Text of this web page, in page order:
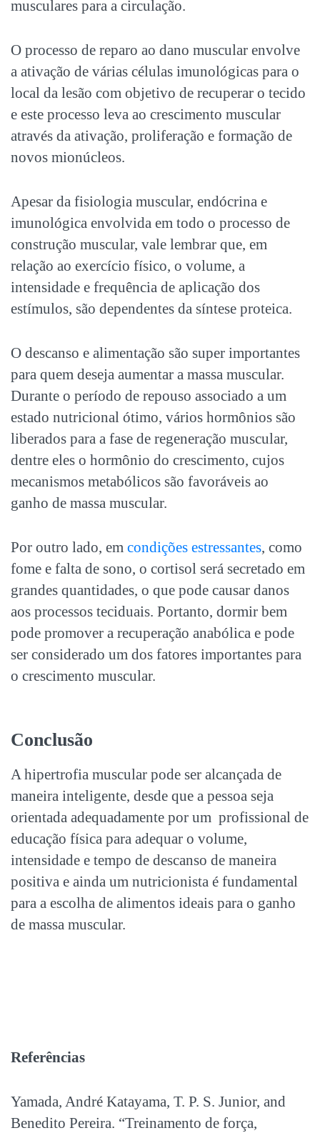
musculares para a circulação.
O processo de reparo ao dano muscular envolve
a ativação de várias células imunológicas para o
local da lesão com objetivo de recuperar o tecido
e este processo leva ao crescimento muscular
através da ativação, proliferação e formação de
novos mionúcleos.
Apesar da fisiologia muscular, endócrina e
imunológica envolvida em todo o processo de
construção muscular, vale lembrar que, em
relação ao exercício físico, o volume, a
intensidade e frequência de aplicação dos
estímulos, são dependentes da síntese proteica.
O descanso e alimentação são super importantes
para quem deseja aumentar a massa muscular.
Durante o período de repouso associado a um
estado nutricional ótimo, vários hormônios são
liberados para a fase de regeneração muscular,
dentre eles o hormônio do crescimento, cujos
mecanismos metabólicos são favoráveis ao
ganho de massa muscular.
Por outro lado, em condições estressantes, como
fome e falta de sono, o cortisol será secretado em
grandes quantidades, o que pode causar danos
aos processos teciduais. Portanto, dormir bem
pode promover a recuperação anabólica e pode
ser considerado um dos fatores importantes para
o crescimento muscular.
Conclusão
Ahipertrofia muscular pode ser alcançada de
maneira inteligente, desde que a pessoa seja
orientada adequadamente por um profissional de
educação física para adequar o volume,
intensidade e tempo de descanso de maneira
positiva e ainda um nutricionista é fundamental
para a escolha de alimentos ideais para o ganho
de massa muscular.
Referências
Yamada, André Katayama, T. P. S. Junior, and
Benedito Pereira. “Treinamento de força,